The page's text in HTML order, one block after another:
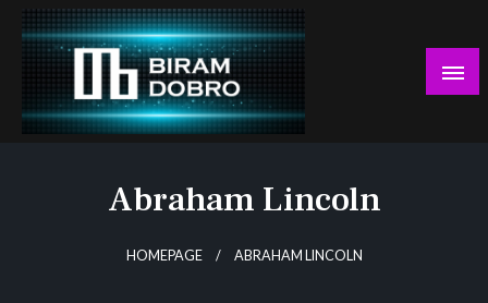
Skip
content
Abraham Lincoln
HOMEPAGE ABRAHAM LINCOLN